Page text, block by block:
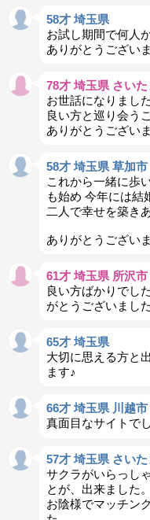
58才 埼玉県
お試し期間で何人
ありがとうございま
78才 埼玉県 さいた
お世話になりました
良い方と巡り会う
ありがとうございま
58才 埼玉県 草加市
これから一緒に歩
も始め 今年には結
二人で幸せを築き
ありがとうございま
61才 埼玉県 所沢市
良い方ばかりでし
がとうございました
65才 埼玉県
大切に思える方と
ます♪
66才 埼玉県 川越市
真面目なサイトでし
57才 埼玉県 さいた
サクラがいらっし
とが、出来ました。
お陰様でマッチン